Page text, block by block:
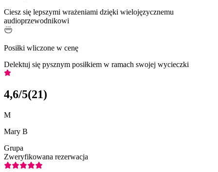
Ciesz się lepszymi wrażeniami dzięki wielojęzycznemu
audioprzewodnikowi
Posiłki wliczone w cenę
Delektuj się pysznym posiłkiem w ramach swojej wycieczki
4,6/5(21)
M
Mary B
Grupa
Zweryfikowana rezerwacja